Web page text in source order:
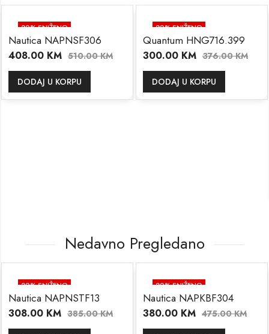
20% SNIŽENO
Nautica NAPNSF306
408.00 KM 510.00KM
DODAJ U KORPU
20% SNIŽENO
Quantum HNG716.399
300.00 KM 376.00KM
DODAJ U KORPU
Nedavno Pregledano
20% SNIŽENO
Nautica NAPNSTF13
308.00 KM 385.00KM
20% SNIŽENO
Nautica NAPKBF304
380.00 KM 475.00KM